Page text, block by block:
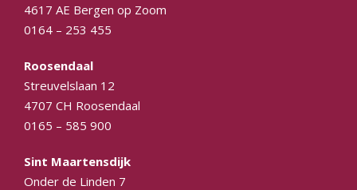
4617 AE Bergen op Zoom
0164 – 253 455
Roosendaal
Streuvelslaan 12
4707 CH Roosendaal
0165 – 585 900
Sint Maartensdijk
Onder de Linden 7